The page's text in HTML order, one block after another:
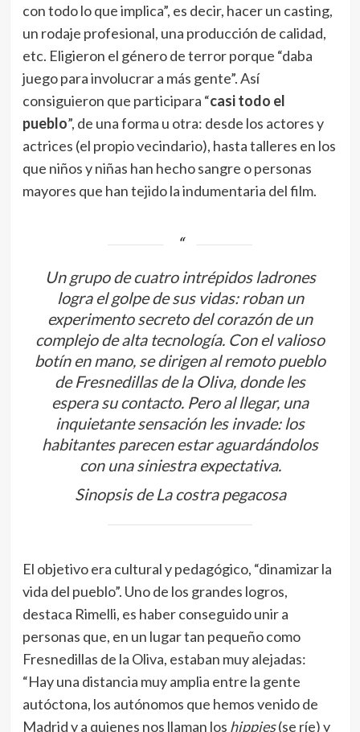
con todo lo que implica”, es decir, hacer un casting,
un rodaje profesional, una producción de calidad,
etc. Eligieron el género de terror porque “daba
juego para involucrar a más gente”. Así
consiguieron que participara “casi todo el
pueblo”, de una forma u otra: desde los actores y
actrices (el propio vecindario), hasta talleres en los
que niños y niñas han hecho sangre o personas
mayores que han tejido la indumentaria del film.
Un grupo de cuatro intrépidos ladrones
logra el golpe de sus vidas: roban un
experimento secreto del corazón de un
complejo de alta tecnología. Con el valioso
botín en mano, se dirigen al remoto pueblo
de Fresnedillas de la Oliva, donde les
espera su contacto. Pero al llegar, una
inquietante sensación les invade: los
habitantes parecen estar aguardándolos
con una siniestra expectativa.
Sinopsis de La costra pegacosa
El objetivo era cultural y pedagógico, “dinamizar la
vida del pueblo”. Uno de los grandes logros,
destaca Rimelli, es haber conseguido unir a
personas que, en un lugar tan pequeño como
Fresnedillas de la Oliva, estaban muy alejadas:
“Hay una distancia muy amplia entre la gente
autóctona, los autónomos que hemos venido de
Madrid y a quienes nos llaman los hippies(se ríe) y